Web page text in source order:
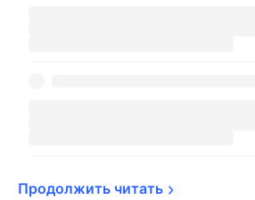
Продолжить читать